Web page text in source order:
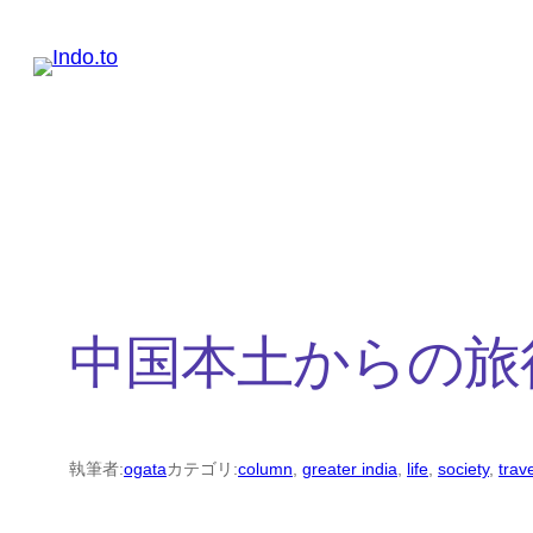
中国本土からの旅
執筆者:ogataカテゴリ:column, greater india, life, society,